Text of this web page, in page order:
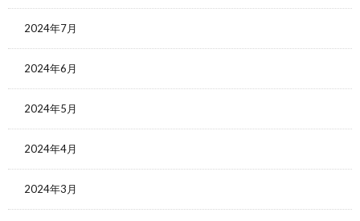
2024年7月
2024年6月
2024年5月
2024年4月
2024年3月